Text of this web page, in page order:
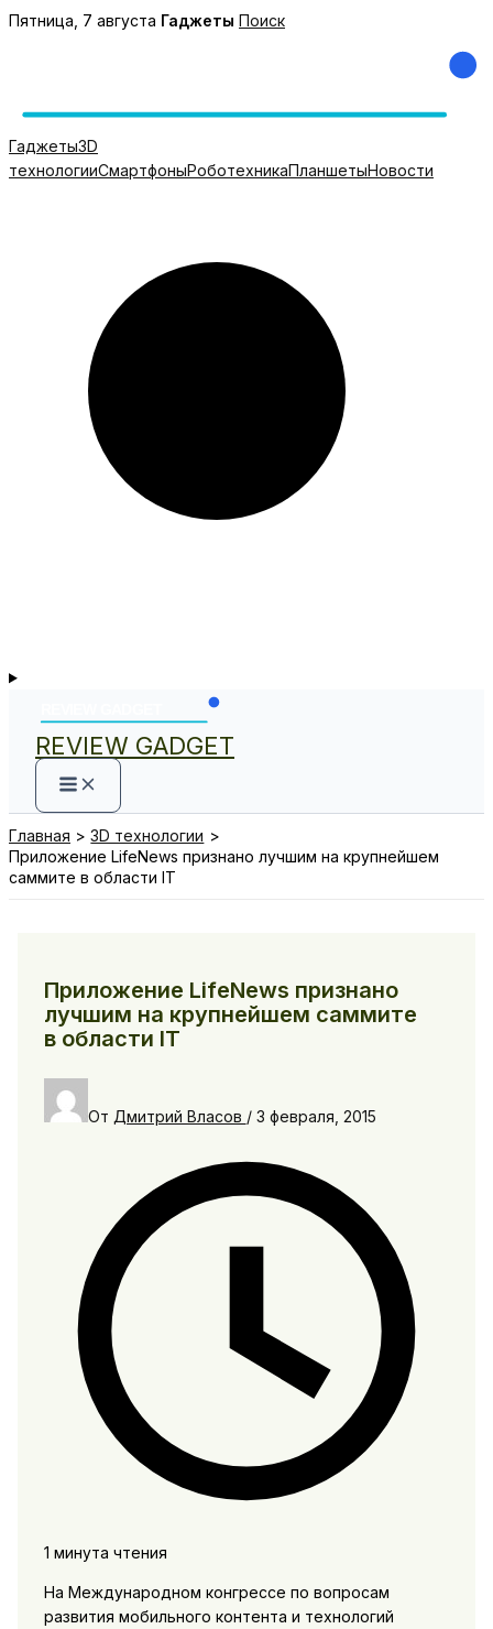
Перейти
Пятница, 7 августа Гаджеты Поиск
Гаджеты3D
технологииСмартфоныРоботехникаПланшетыНовости
REVIEW GADGET
Главная
3D технологии
Приложение LifeNews признано лучшим на крупнейшем
саммите в области IT
Приложение LifeNews признано
лучшим на крупнейшем саммите
в области IT
От Дмитрий Власов / 3 февраля, 2015
1 минута чтения
На Международном конгрессе по вопросам
развития мобильного контента и технологий